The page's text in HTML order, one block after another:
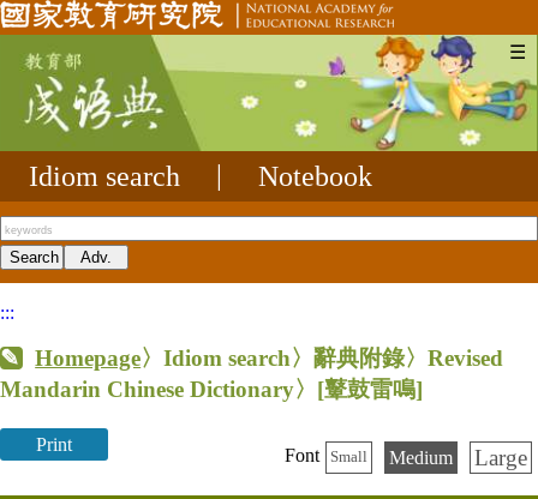
☰
Idiom search Notebook
:::
Homepage〉Idiom search〉辭典附錄〉Revised
Mandarin Chinese Dictionary〉 [鼙鼓雷鳴]
Print
Font Small Medium Large